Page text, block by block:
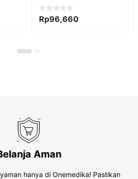
0
o
Rp96,660
Aman
hanya di Onemedika! Pastikan